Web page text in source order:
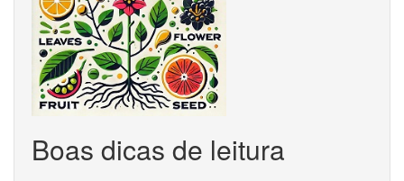
Boas dicas de leitura